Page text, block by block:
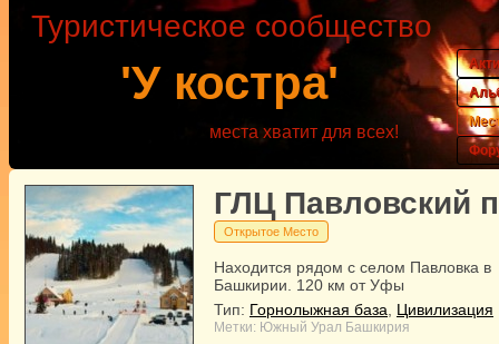
'У костра'
Туристическое сообщество
места хватит для всех!
ГЛЦ Павловский
Открытое Место
Находится рядом с селом Павловка в
Башкирии. 120 км от Уфы
Тип: Горнолыжная база Цивилизация
Метки: Южный Урал Башкирия